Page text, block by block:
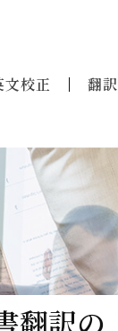
文校正 翻訳
翻訳の